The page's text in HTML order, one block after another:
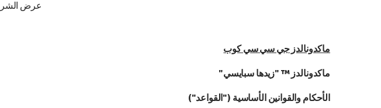
عرض
ماكدونالدز جي سي سي كوب
ماكدونالدز ™ "زيدها سبايسي"
الأحكام والقوانين الأساسية ("القواعد")